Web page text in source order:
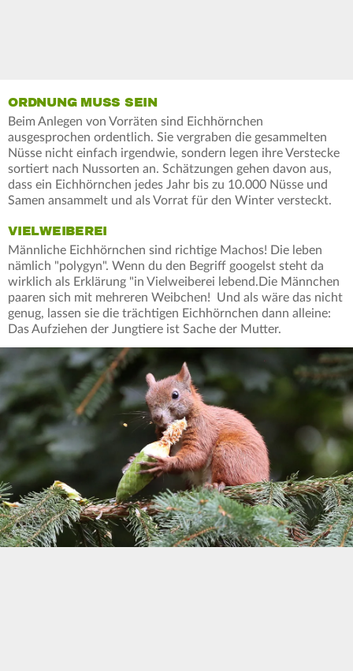
ORDNUNG MUSS SEIN
Beim Anlegen von Vorräten sind Eichhörnchen
ausgesprochen ordentlich. Sie vergraben die gesammelten
Nüsse nicht einfach irgendwie, sondern legen ihre Verstecke
sortiert nach Nussorten an. Schätzungen gehen davon aus,
dass ein Eichhörnchen jedes Jahr bis zu 10.000 Nüsse und
Samen ansammelt und als Vorrat für den Winter versteckt.
VIELWEIBEREI
Männliche Eichhörnchen sind richtige Machos! Die leben
nämlich "polygyn". Wenn du den Begriff googelst steht da
wirklich als Erklärung "in Vielweiberei lebend.Die Männchen
paaren sich mit mehreren Weibchen! Und als wäre das nicht
genug, lassen sie die trächtigen Eichhörnchen dann alleine:
Das Aufziehen der Jungtiere ist Sache der Mutter.